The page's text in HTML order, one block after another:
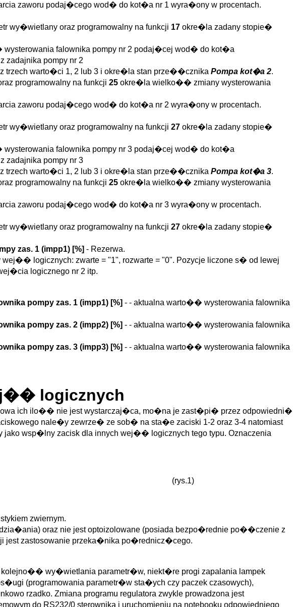
zaworu podaj�cego wod� do kot�a nr 1 wyra�ony w procentach.
wy�wietlany oraz programowalny na funkcji 17 okre�la zadany stopie�
falownika pompy nr 2 podaj�cej wod� do kot�a
zadajnika pompy nr 2
trzech warto�ci 1, 2 lub 3 i okre�la stan prze��cznika Pompa kot�a 2.
programowalny na funkcji 25 okre�la wielko�� zmiany wysterowania
zaworu podaj�cego wod� do kot�a nr 2 wyra�ony w procentach.
wy�wietlany oraz programowalny na funkcji 27 okre�la zadany stopie�
falownika pompy nr 3 podaj�cej wod� do kot�a
zadajnika pompy nr 3
trzech warto�ci 1, 2 lub 3 i okre�la stan prze��cznika Pompa kot�a 3.
programowalny na funkcji 25 okre�la wielko�� zmiany wysterowania
zaworu podaj�cego wod� do kot�a nr 3 wyra�ony w procentach.
wy�wietlany oraz programowalny na funkcji 27 okre�la zadany stopie�
zas. 1 (impp1) [%] - Rezerwa.
logicznych: zwarte = "1", rozwarte = "0". Pozycje liczone s� od lewej
logicznego nr 2 itp.
pompy zas. 1 (impp1) [%] - - aktualna warto�� wysterowania falownika
pompy zas. 2 (impp2) [%] - - aktualna warto�� wysterowania falownika
pompy zas. 3 (impp3) [%] - - aktualna warto�� wysterowania falownika
logicznych
ich ilo�� nie jest wystarczaj�ca, mo�na je zast�pi� przez odpowiedni�
nale�y zewrze� ze sob� na sta�e zaciski 1-2 oraz 3-4 natomiast
wsp�lny zacisk dla innych wej�� logicznych tego typu. Oznaczenia
(rys.1)
zwiernym.
oraz nie jest optoizolowane (posiada bezpo�rednie po��czenie z
jest zastosowanie przeka�nika po�rednicz�cego.
wy�wietlania parametr�w, niekt�re progi zapalania lampek
(programowania parametr�w sta�ych czy paczek czasowych),
rzadko. Zmiana programu regulatora zwykle prowadzona jest
do RS232/0 sterownika i uruchomieniu na notebooku odpowiedniego